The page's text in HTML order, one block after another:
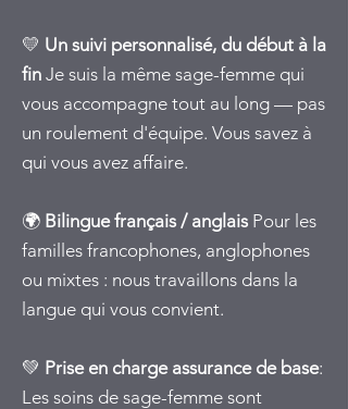
💛 Un suivi personnalisé, du début à la
fin Je suis la même sage-femme qui
vous accompagne tout au long — pas
un roulement d'équipe. Vous savez à
qui vous avez affaire.
🌍 Bilingue français / anglais Pour les
familles francophones, anglophones
ou mixtes : nous travaillons dans la
langue qui vous convient.
💚 Prise en charge assurance de base:
Les soins de sage-femme sont